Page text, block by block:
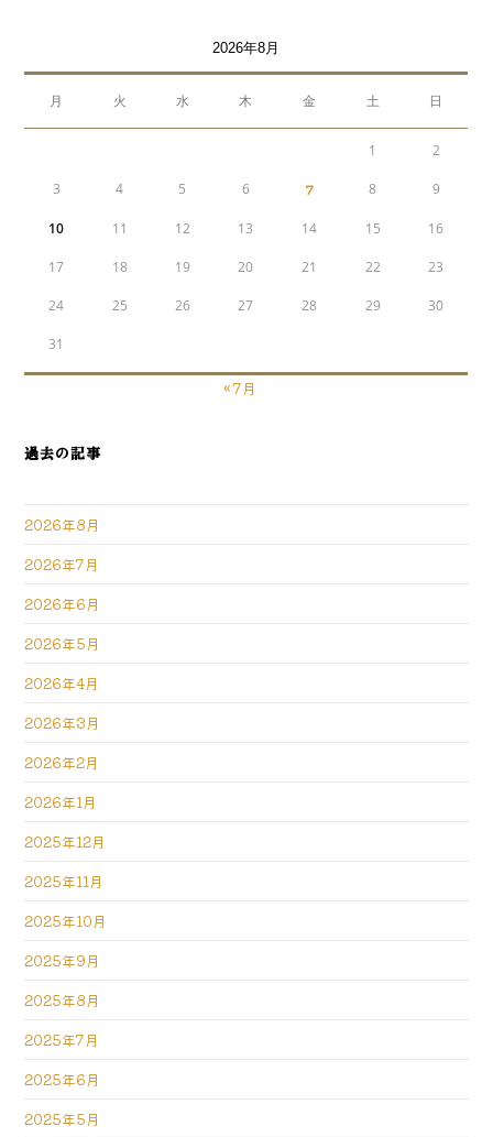
2026年8月
月 火 水 木 金 土 日
1 2
3 4 5 6 7 8 9
10 11 12 13 14 15 16
17 18 19 20 21 22 23
24 25 26 27 28 29 30
31
« 7月
過去の記事
2026年8月
2026年7月
2026年6月
2026年5月
2026年4月
2026年3月
2026年2月
2026年1月
2025年12月
2025年11月
2025年10月
2025年9月
2025年8月
2025年7月
2025年6月
2025年5月